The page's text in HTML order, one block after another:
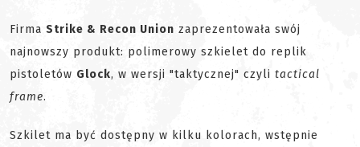
Firma Strike & Recon Union zaprezentowała swój
najnowszy produkt: polimerowy szkielet do replik
pistoletów Glock, w wersji "taktycznej" czyli tactical
frame.
Szkilet ma być dostępny w kilku kolorach, wstępnie